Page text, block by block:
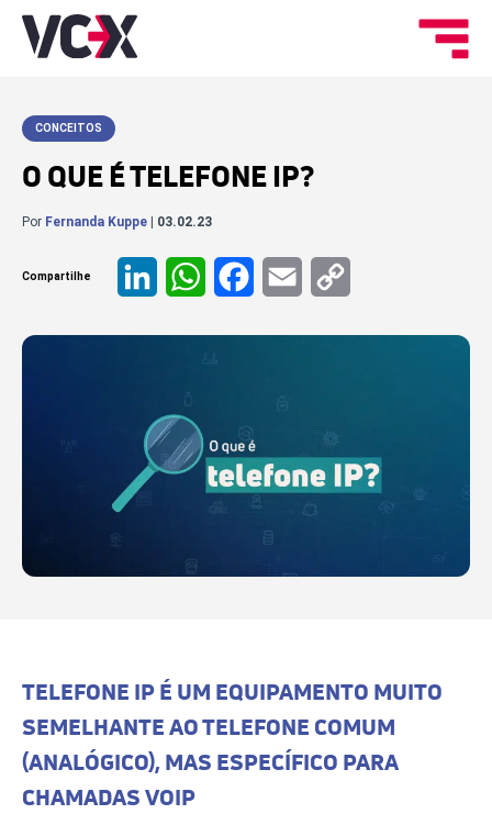
CONCEITOS
O QUE É TELEFONE IP?
Por Fernanda Kuppe | 03.02.23
Compartilhe
TELEFONE IP É UM EQUIPAMENTO MUITO
SEMELHANTE AO TELEFONE COMUM
(ANALÓGICO), MAS ESPECÍFICO PARA
CHAMADAS VOIP